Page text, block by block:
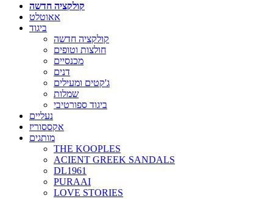
קולקציה חדשה
אאוטלט
ביגוד
קולקציה חדשה
חולצות וטופים
מכנסיים
דנים
ג'קטים ומעילים
שמלות
ביגוד ספורטיבי
נעליים
אקססוריז
מותגים
THE KOOPLES
ACIENT GREEK SANDALS
DL1961
PURAAI
LOVE STORIES